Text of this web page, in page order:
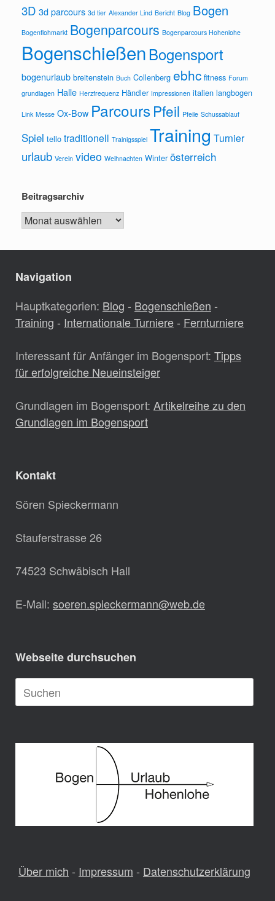
3D 3d parcours 3d tier Alexander Lind Bericht Blog Bogen
Bogenflohmarkt Bogenparcours Bogenparcours Hohenlohe
BogenschießenBogensport
bogenurlaub breitenstein Buch Collenberg ebhc fitness Forum
grundlagen Halle Herzfrequenz Händler Impressionen italien langbogen
Link Messe Ox-Bow Parcours Pfeil Pfeile Schussablauf
Spiel tello traditionell Trainigsspiel Training Turnier
urlaub Verein video Weihnachten Winter österreich
Beitragsarchiv
Beitragsarchiv
Navigation
Hauptkategorien: Blog - Bogenschießen -
Training - Internationale Turniere - Fernturniere
Interessant für Anfänger im Bogensport: Tipps
für erfolgreiche Neueinsteiger
Grundlagen im Bogensport: Artikelreihe zu den
Grundlagen im Bogensport
Kontakt
Sören Spieckermann
Stauferstrasse 26
74523 Schwäbisch Hall
E-Mail: soeren.spieckermann@web.de
Webseite durchsuchen
Suche
nach:
Über mich - Impressum - Datenschutzerklärung